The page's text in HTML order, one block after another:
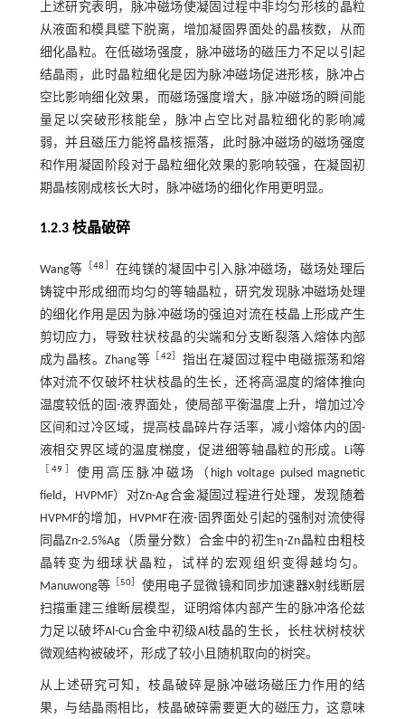
上述研究表明，脉冲磁场使凝固过程中非均匀形核的晶粒
从液面和模具壁下脱离，增加凝固界面处的晶核数，从而
细化晶粒。在低磁场强度，脉冲磁场的磁压力不足以引起
结晶雨，此时晶粒细化是因为脉冲磁场促进形核，脉冲占
空比影响细化效果，而磁场强度增大，脉冲磁场的瞬间能
量足以突破形核能垒，脉冲占空比对晶粒细化的影响减
弱，并且磁压力能将晶核振落，此时脉冲磁场的磁场强度
和作用凝固阶段对于晶粒细化效果的影响较强，在凝固初
期晶核刚成核长大时，脉冲磁场的细化作用更明显。
1.2.3 枝晶破碎
Wang等 ［48
在纯镁的凝固中引入脉冲磁场，磁场处理后
铸锭中形成细而均匀的等轴晶粒，研究发现脉冲磁场处理
的细化作用是因为脉冲磁场的强迫对流在枝晶上形成产生
剪切应力，导致柱状枝晶的尖端和分支断裂落入熔体内部
成为晶核。Zhang等
42
指出在凝固过程中电磁振荡和熔
体对流不仅破坏柱状枝晶的生长，还将高温度的熔体推向
温度较低的固-液界面处，使局部平衡温度上升，增加过冷
区间和过冷区域，提高枝晶碎片存活率，减小熔体内的固-
液相交界区域的温度梯度，促进细等轴晶粒的形成。Li等
［49
使用高压脉冲磁场（high voltage pulsed magnetic
field，HVPMF）对Zn-Ag合金凝固过程进行处理，发现随着
HVPMF的增加，HVPMF在液-固界面处引起的强制对流使得
同晶Zn-2.5%Ag（质量分数）合金中的初生η-Zn晶粒由粗枝
晶转变为细球状晶粒，试样的宏观组织变得越均匀。
Manuwong等［50
使用电子显微镜和同步加速器X射线断层
扫描重建三维断层模型，证明熔体内部产生的脉冲洛伦兹
力足以破坏Al-Cu合金中初级Al枝晶的生长，长柱状树枝状
微观结构被破坏，形成了较小且随机取向的树突。
从上述研究可知，枝晶破碎是脉冲磁场磁压力作用的结
果，与结晶雨相比，枝晶破碎需要更大的磁压力，这意味